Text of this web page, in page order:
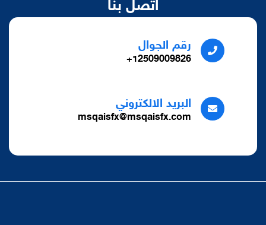
اتصل بنا
رقم الجوال
12509009826+
البريد الالكتروني
msqaisfx@msqaisfx.com